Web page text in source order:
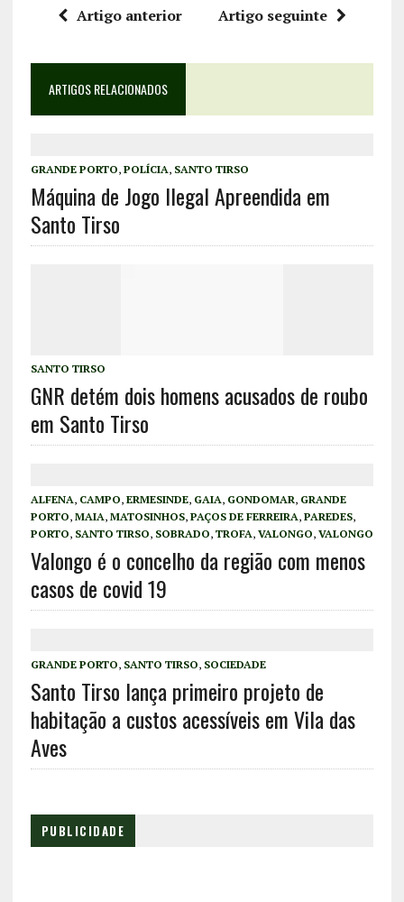
Artigo anterior Artigo seguinte
ARTIGOS RELACIONADOS
GRANDE PORTO, POLÍCIA, SANTO TIRSO
Máquina de Jogo Ilegal Apreendida em
Santo Tirso
SANTO TIRSO
GNR detém dois homens acusados de roubo
em Santo Tirso
ALFENA, CAMPO, ERMESINDE, GAIA, GONDOMAR, GRANDE
PORTO, MAIA, MATOSINHOS, PAÇOS DE FERREIRA, PAREDES,
PORTO, SANTO TIRSO, SOBRADO, TROFA, VALONGO, VALONGO
Valongo é o concelho da região com menos
casos de covid 19
GRANDE PORTO, SANTO TIRSO, SOCIEDADE
Santo Tirso lança primeiro projeto de
habitação a custos acessíveis em Vila das
Aves
PUBLICIDADE